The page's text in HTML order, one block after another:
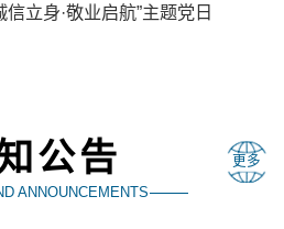
立身·敬业启航”主题党日
公告
ANNOUNCEMENTS
更多